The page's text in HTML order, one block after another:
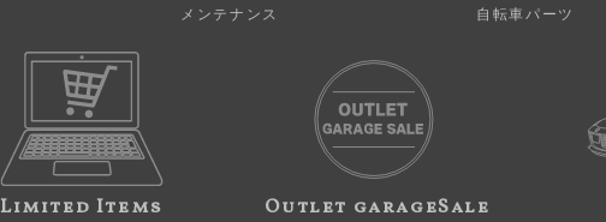
メンテナンス 自転車パーツ
Limited Items Outlet garageSale